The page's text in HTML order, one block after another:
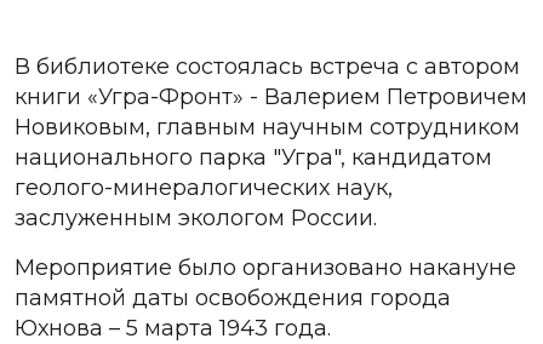
В библиотеке состоялась встреча с автором
книги «Угра-Фронт» - Валерием Петровичем
Новиковым, главным научным сотрудником
национального парка "Угра", кандидатом
геолого-минералогических наук,
заслуженным экологом России.
Мероприятие было организовано накануне
памятной даты освобождения города
Юхнова – 5 марта 1943 года.